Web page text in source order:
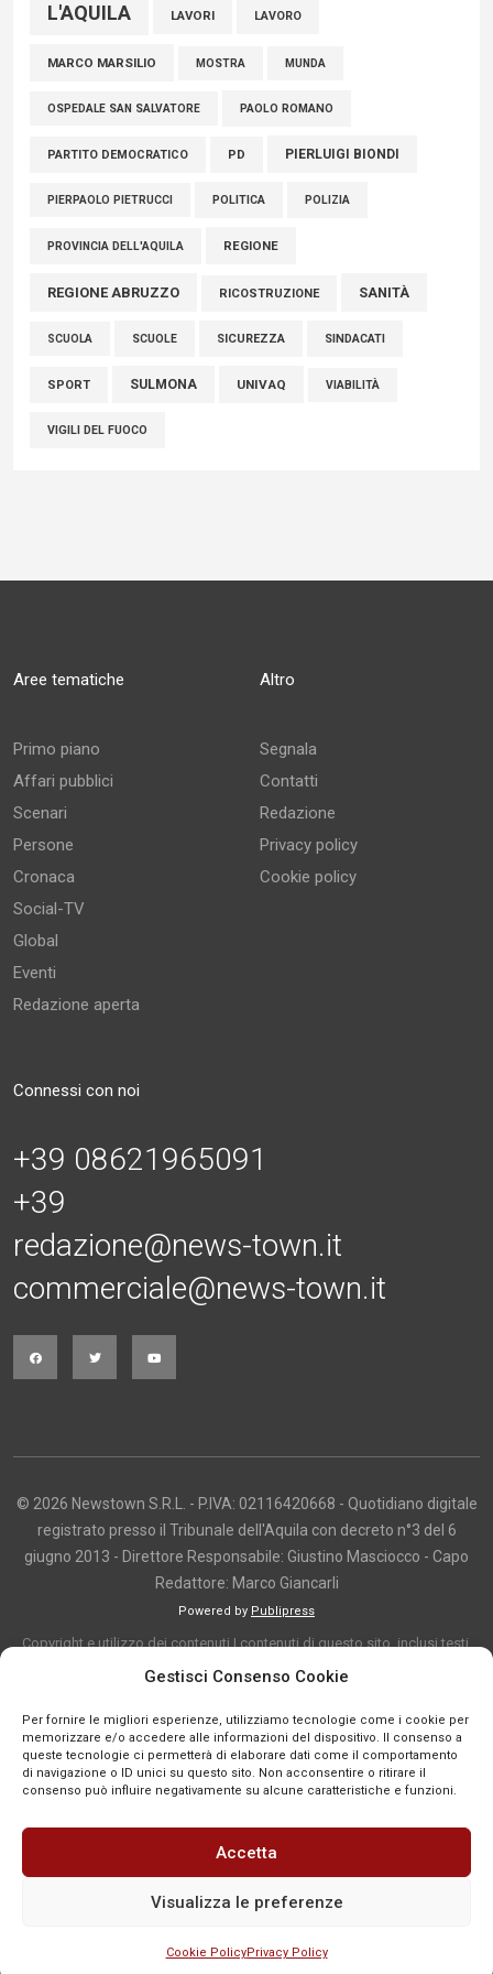
Gestisci Consenso Cookie
Per fornire le migliori esperienze, utilizziamo tecnologie come i cookie per
memorizzare e/o accedere alle informazioni del dispositivo. Il consenso a
queste tecnologie ci permetterà di elaborare dati come il comportamento
di navigazione o ID unici su questo sito. Non acconsentire o ritirare il
consenso può influire negativamente su alcune caratteristiche e funzioni.
Accetta
Visualizza le preferenze
Cookie PolicyPrivacy Policy
L'AQUILA LAVORI LAVORO
MARCO MARSILIO MOSTRA MUNDA
OSPEDALE SAN SALVATORE PAOLO ROMANO
PARTITO DEMOCRATICO PD PIERLUIGI BIONDI
PIERPAOLO PIETRUCCI POLITICA POLIZIA
PROVINCIA DELL'AQUILA REGIONE
REGIONE ABRUZZO RICOSTRUZIONE SANITÀ
SCUOLA SCUOLE SICUREZZA SINDACATI
SPORT SULMONA UNIVAQ VIABILITÀ
VIGILI DEL FUOCO
Aree tematiche
Primo piano
Affari pubblici
Scenari
Persone
Cronaca
Social-TV
Global
Eventi
Redazione aperta
Altro
Segnala
Contatti
Redazione
Privacy policy
Cookie policy
Connessi con noi
+39 08621965091
+39
redazione@news-town.it
commerciale@news-town.it
© 2026 Newstown S.R.L. - P.IVA: 02116420668 - Quotidiano digitale
registrato presso il Tribunale dell'Aquila con decreto n°3 del 6
giugno 2013 - Direttore Responsabile: Giustino Masciocco - Capo
Redattore: Marco Giancarli
Powered by Publipress
Copyright e utilizzo dei contenuti I contenuti di questo sito, inclusi testi,
articoli, immagini, fotografie, video e grafica, sono protetti da copyright e
indicazione. La riproduzione totale o parziale dei contenuti è consentita
solo previa autorizzazione o citando chiaramente la fonte, con link diretto
alla pagina originale, quando previsto. I contenuti provenienti da terze
parti sono pubblicati a fini informativi e restano di proprietà dei legittimi
titolari dei diritti. Se un contenuto viola diritti d’autore o norme vigenti, è
possibile segnalarlo per la verifica e l’eventuale rimozione tramite
comunicazione mail all'indirizzo redazione@news-town.it